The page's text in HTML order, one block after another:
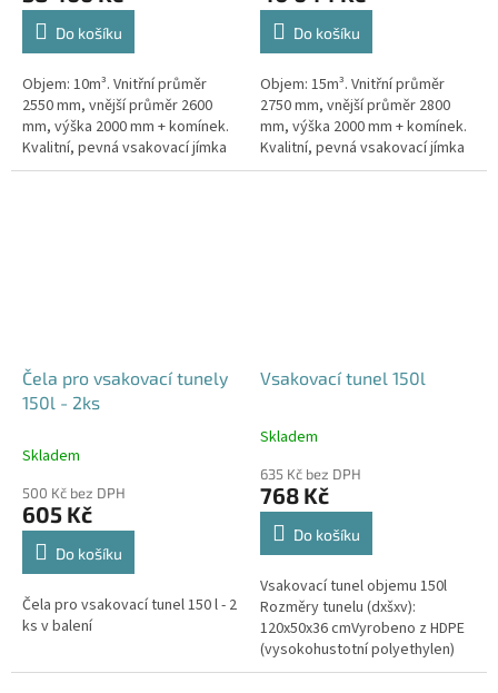
5,0
hvězdiček.
Do košíku
Objem: 10m³. Vnitřní průměr
2550 mm, vnější průměr 2600
mm, výška 2000 mm + komínek.
Kvalitní, pevná vsakovací jímka
(nádrž) bez potřeby
5,0
hvězdiček.
Do košíku
Objem: 15m³. Vnitřní průměr
2750 mm, vnější průměr 2800
mm, výška 2000 mm + komínek.
Kvalitní, pevná vsakovací jímka
(nádrž) bez potřeby
Čela pro vsakovací tunely
150l - 2ks
Skladem
500 Kč bez DPH
605 Kč
Do košíku
Čela pro vsakovací tunel 150 l - 2
ks v balení
Vsakovací tunel 150l
Průměrné
produktu
je
4,6
hvězdiček.
Skladem
635 Kč bez DPH
768 Kč
Do košíku
Vsakovací tunel objemu 150l
Rozměry tunelu (dxšxv):
120x50x36 cmVyrobeno z HDPE
(vysokohustotní polyethylen)
Nosnost bloků až 3,5t - možno